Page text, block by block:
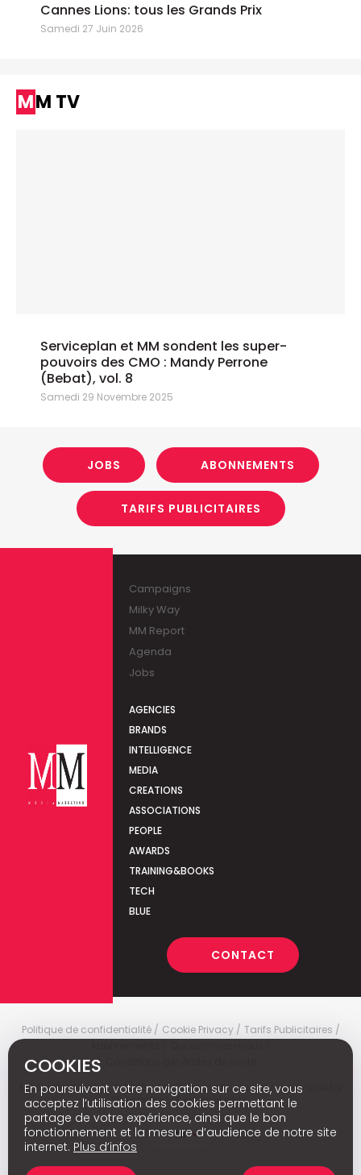
Cannes Lions: tous les Grands Prix
Samedi 27 Juin 2026
MM TV
Serviceplan et MM sondent les super-
pouvoirs des CMO : Mandy Perrone
(Bebat), vol. 8
Samedi 29 Novembre 2025
JOBS ABONNEMENTS
TARIFS PUBLICITAIRES
Campaigns
Milky Way
MM Report
Agenda
Jobs
AGENCIES
BRANDS
INTELLIGENCE
MEDIA
CREATIONS
ASSOCIATIONS
PEOPLE
AWARDS
TRAINING&BOOKS
TECH
BLUE
CONTACT
Politique de confidentialité Cookie Privacy
Tarifs Publicitaires
Media Marketingc © 2026 - Media Marketing is not responsible for
the content of external sites.
Nl
COOKIES
En poursuivant votre navigation sur ce site, vous
acceptez l’utilisation des cookies permettant le
partage de votre expérience, ainsi que le bon
fonctionnement et la mesure d’audience de notre site
internet. Plus d’infos